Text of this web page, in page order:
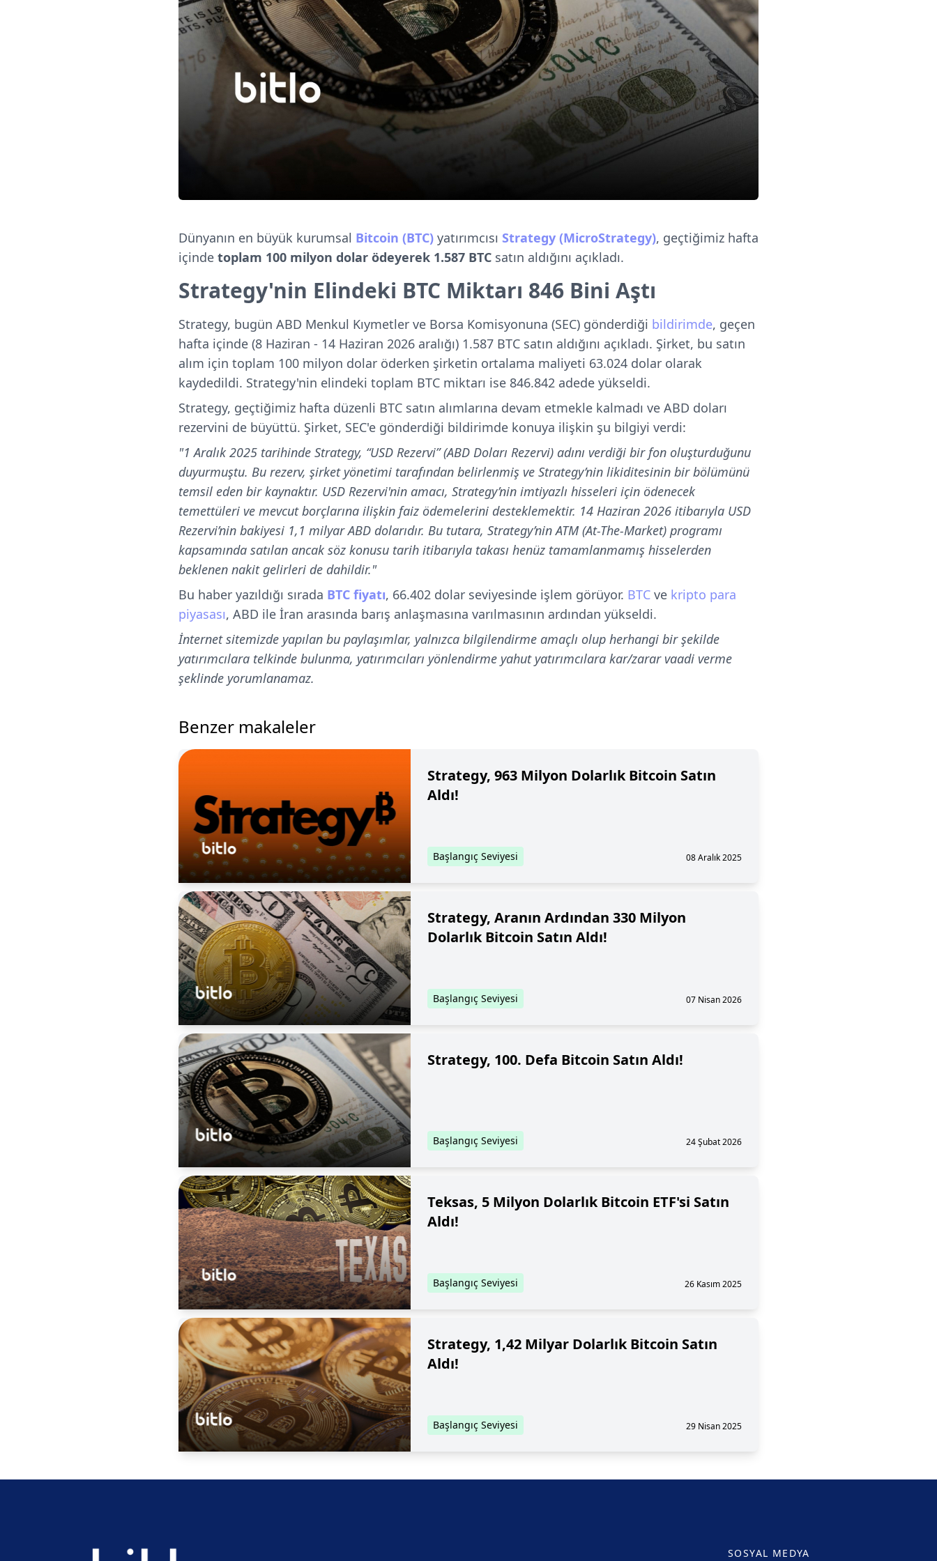
Dünyanın en büyük kurumsal Bitcoin (BTC) yatırımcısı Strategy (MicroStrategy), geçtiğimiz hafta
içinde toplam 100 milyon dolar ödeyerek 1.587 BTC satın aldığını açıkladı.
Strategy'nin Elindeki BTC Miktarı 846 Bini Aştı
Strategy, bugün ABD Menkul Kıymetler ve Borsa Komisyonuna (SEC) gönderdiği bildirimde, geçen
hafta içinde (8 Haziran - 14 Haziran 2026 aralığı) 1.587 BTC satın aldığını açıkladı. Şirket, bu satın
alım için toplam 100 milyon dolar öderken şirketin ortalama maliyeti 63.024 dolar olarak
kaydedildi. Strategy'nin elindeki toplam BTC miktarı ise 846.842 adede yükseldi.
Strategy, geçtiğimiz hafta düzenli BTC satın alımlarına devam etmekle kalmadı ve ABD doları
rezervini de büyüttü. Şirket, SEC'e gönderdiği bildirimde konuya ilişkin şu bilgiyi verdi:
"1 Aralık 2025 tarihinde Strategy, “USD Rezervi” (ABD Doları Rezervi) adını verdiği bir fon oluşturduğunu
duyurmuştu. Bu rezerv, şirket yönetimi tarafından belirlenmiş ve Strategy’nin likiditesinin bir bölümünü
temsil eden bir kaynaktır. USD Rezervi'nin amacı, Strategy’nin imtiyazlı hisseleri için ödenecek
temettüleri ve mevcut borçlarına ilişkin faiz ödemelerini desteklemektir. 14 Haziran 2026 itibarıyla USD
Rezervi’nin bakiyesi 1,1 milyar ABD dolarıdır. Bu tutara, Strategy’nin ATM (At-The-Market) programı
kapsamında satılan ancak söz konusu tarih itibarıyla takası henüz tamamlanmamış hisselerden
beklenen nakit gelirleri de dahildir."
Bu haber yazıldığı sırada BTC fiyatı, 66.402 dolar seviyesinde işlem görüyor. BTC ve kripto para
piyasası, ABD ile İran arasında barış anlaşmasına varılmasının ardından yükseldi.
İnternet sitemizde yapılan bu paylaşımlar, yalnızca bilgilendirme amaçlı olup herhangi bir şekilde
yatırımcılara telkinde bulunma, yatırımcıları yönlendirme yahut yatırımcılara kar/zarar vaadi verme
şeklinde yorumlanamaz.
Benzer makaleler
Strategy, 963 Milyon Dolarlık Bitcoin Satın
Aldı!
Başlangıç Seviyesi 08 Aralık 2025
Strategy, Aranın Ardından 330 Milyon
Dolarlık Bitcoin Satın Aldı!
Başlangıç Seviyesi 07 Nisan 2026
Strategy, 100. Defa Bitcoin Satın Aldı!
Başlangıç Seviyesi 24 Şubat 2026
Teksas, 5 Milyon Dolarlık Bitcoin ETF'si Satın
Aldı!
Başlangıç Seviyesi 26 Kasım 2025
Strategy, 1,42 Milyar Dolarlık Bitcoin Satın
Aldı!
Başlangıç Seviyesi 29 Nisan 2025
SOSYAL MEDYA